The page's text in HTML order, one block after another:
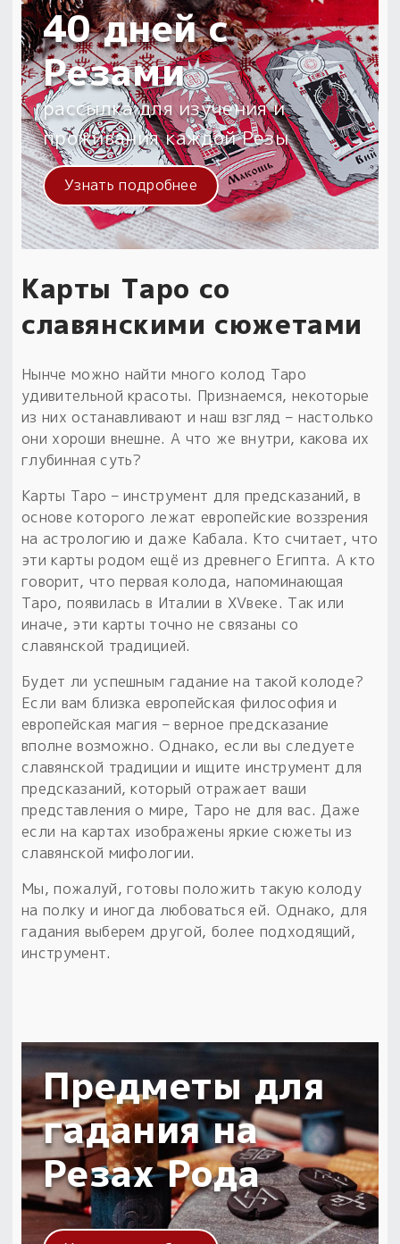
40 дней с
Резами
рассылка для изучения и
проживания каждой Резы
Узнать подробнее
Карты Таро со
славянскими сюжетами
Нынче можно найти много колод Таро
удивительной красоты. Признаемся, некоторые
из них останавливают и наш взгляд – настолько
они хороши внешне. А что же внутри, какова их
глубинная суть?
Карты Таро – инструмент для предсказаний, в
основе которого лежат европейские воззрения
на астрологию и даже Кабала. Кто считает, что
эти карты родом ещё из древнего Египта. А кто
говорит, что первая колода, напоминающая
Таро, появилась в Италии в XVвеке. Так или
иначе, эти карты точно не связаны со
славянской традицией.
Будет ли успешным гадание на такой колоде?
Если вам близка европейская философия и
европейская магия – верное предсказание
вполне возможно. Однако, если вы следуете
славянской традиции и ищите инструмент для
предсказаний, который отражает ваши
представления о мире, Таро не для вас. Даже
если на картах изображены яркие сюжеты из
славянской мифологии.
Мы, пожалуй, готовы положить такую колоду
на полку и иногда любоваться ей. Однако, для
гадания выберем другой, более подходящий,
инструмент.
Предметы для
гадания на
Резах Рода